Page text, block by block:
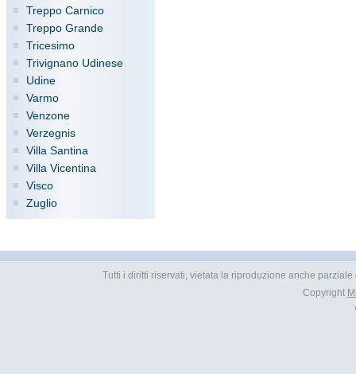
Treppo Carnico
Treppo Grande
Tricesimo
Trivignano Udinese
Udine
Varmo
Venzone
Verzegnis
Villa Santina
Villa Vicentina
Visco
Zuglio
Tutti i diritti riservati, vietata la riproduzione anche
Copyright